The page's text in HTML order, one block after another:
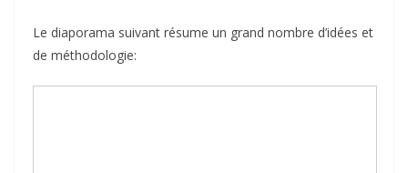
Le diaporama suivant résume un grand nombre d’idées et
de méthodologie: